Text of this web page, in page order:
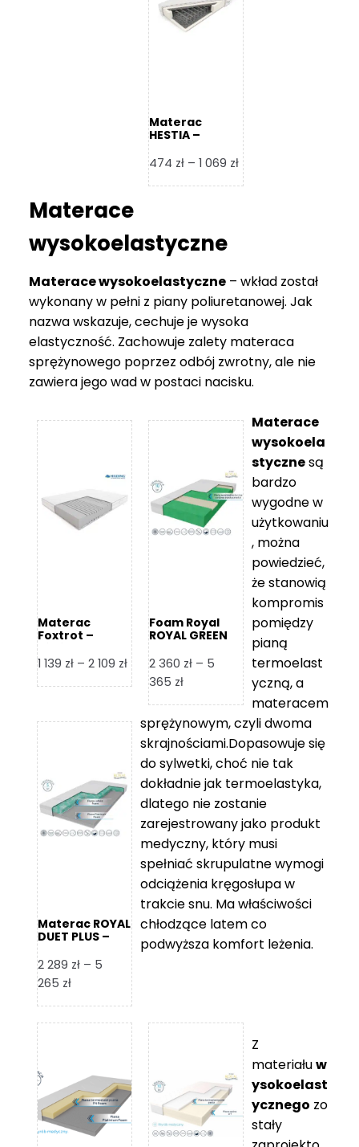
352 zł
Materac
HESTIA –
474 zł – 1 069 złZakres
cen:
069 zł
Materace
wysokoelastyczne
Materace wysokoelastyczne – wkład został
wykonany w pełni z piany poliuretanowej. Jak
nazwa wskazuje, cechuje je wysoka
elastyczność. Zachowuje zalety materaca
sprężynowego poprzez odbój zwrotny, ale nie
zawiera jego wad w postaci nacisku.
Materac
Foxtrot –
1 139 zł – 2 109 złZakres
cen:
1
139 zł
do
2
109 zł
Foam Royal
ROYAL GREEN
piankowy
2 360 zł – 5
365 złZakres
od
2
360 zł
5
365 zł
Materac ROYAL
DUET PLUS –
2 289 zł – 5
265 złZakres
od
do
5
265 zł
Materace
wysokoela
stycznesą
bardzo
wygodne w
użytkowaniu
, można
powiedzieć,
że stanowią
kompromis
pomiędzy
pianą
termoelast
yczną, a
materacem
sprężynowym, czyli dwoma
skrajnościami.Dopasowuje się
do sylwetki, choć nie tak
dokładnie jak termoelastyka,
dlatego nie zostanie
zarejestrowany jako produkt
medyczny, który musi
spełniać skrupulatne wymogi
odciążenia kręgosłupa w
trakcie snu. Ma właściwości
chłodzące latem co
podwyższa komfort leżenia.
Z
materiałuw
ysokoelast
ycznego zo
stały